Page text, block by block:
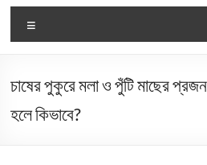
চাষের পুকুরে মলা ও পুঁটি মাছের
হলে কিভাবে?